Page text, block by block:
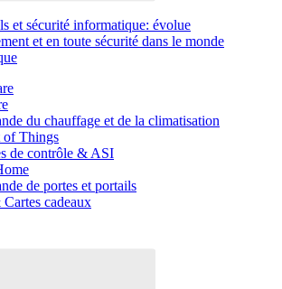
et sécurité informatique: évolue
et en toute sécurité dans le monde
du chauffage et de la climatisation
of Things
de contrôle & ASI
de portes et portails
cadeaux